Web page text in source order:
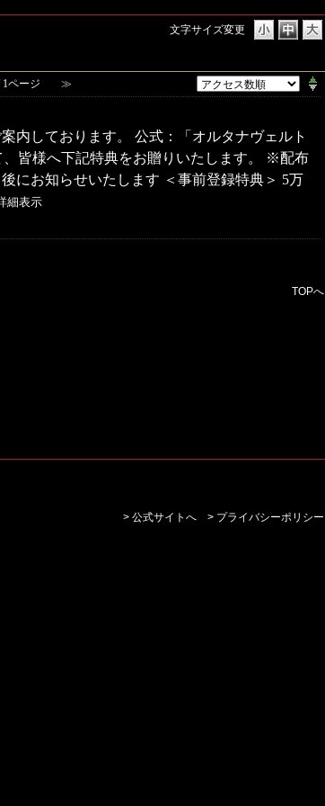
文字サイズ変更
1ページ ≫
内しております。 公式：「オルタナヴェルト
皆様へ下記特典をお贈りいたします。 ※配布
にお知らせいたします ＜事前登録特典＞ 5万
細表示
TOPへ
> 公式サイトへ > プライバシーポリシー